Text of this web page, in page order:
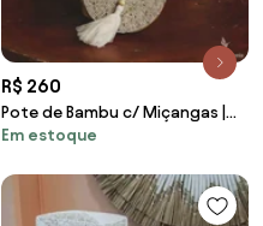
R$ 260
Pote de Bambu c/ Miçangas |
Bali
Em estoque